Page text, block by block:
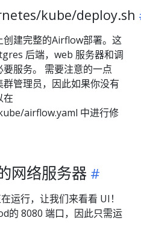
kube/deploy.sh
创建完整的Airflow部署。这
后端，web 服务器和调
服务。 需要注意的一点
管理员，因此如果你没有
在
airflow.yaml 中进行修
网络服务器
运行，让我们来看看 UI！
的 8080 端口，因此只需运